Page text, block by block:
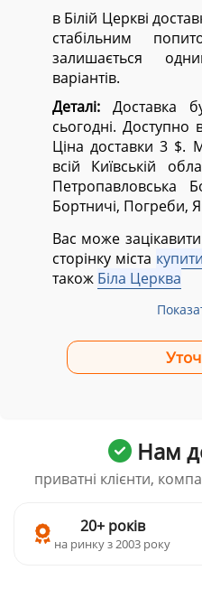
в Білій Церкві
стабільним
залишається
варіантів.
Деталі:Доставка
сьогодні. Доступно
Ціна доставки 3 $.
всій Київській
Петропавловська
Бортничі, Погреби,
Вас може
сторінку міста
також Біла Церква
Нам
приватні клієнти,
20+ років
на ринку з 2003 року